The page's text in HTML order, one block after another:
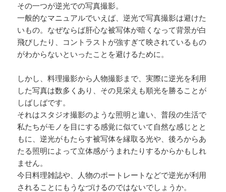
その一つが逆光での写真撮影。
一般的なマニュアルでいえば、逆光で写真撮影は避けた
いもの。なぜならば肝心な被写体が暗くなって背景が白
飛びしたり、コントラストが強すぎて映されているもの
がわからないといったことを避けるために。
しかし、料理撮影から人物撮影まで、実際に逆光を利用
した写真は数多くあり、その見栄えも順光を勝ることが
しばしばです。
それはスタジオ撮影のような照明と違い、普段の生活で
私たちがモノを目にする感覚に似ていて自然な感じとと
もに、逆光がもたらす被写体を縁取る光や、後ろからあ
たる照明によって立体感がうまれたりするからかもしれ
ません。
今日料理雑誌や、人物のポートレートなどで逆光が利用
されることにもうなづけるのではないでしょうか。